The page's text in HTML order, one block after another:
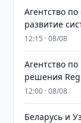
Агентство
развитие
12:15 · 08/08
Агентство
решения
12:00 · 08/08
Беларусь и